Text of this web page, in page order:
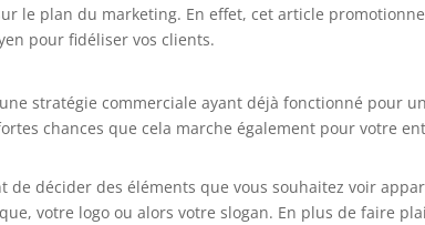
le plan du marketing. En effet, cet article
pour fidéliser vos clients.
stratégie commerciale ayant déjà fonctionné pour
chances que cela marche également pour votre
de décider des éléments que vous souhaitez voir
votre logo ou alors votre slogan. En plus de faire